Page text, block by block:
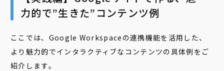
力的で”生きた”コンテンツ例
ここでは、Google Workspaceの連携機能を活用した、
より魅力的でインタラクティブなコンテンツの具体例をご
紹介します。